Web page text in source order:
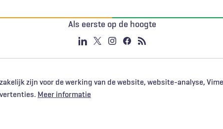
zijn voor de werking van de website, website-analyse,
Meer informatie
Als eerste op de hoogte